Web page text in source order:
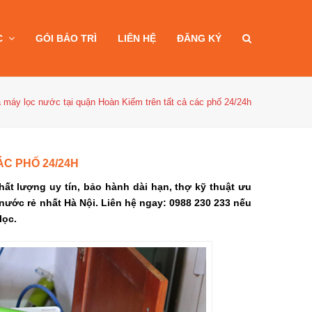
GÓI BẢO TRÌ LIÊN HỆ ĐĂNG KÝ
máy lọc nước tại quận Hoàn Kiếm trên tất cả các phố 24/24h
PHỐ 24/24H
lượng uy tín, bảo hành dài hạn, thợ kỹ thuật ưu
rẻ nhất Hà Nội. Liên hệ ngay: 0988 230 233 nếu